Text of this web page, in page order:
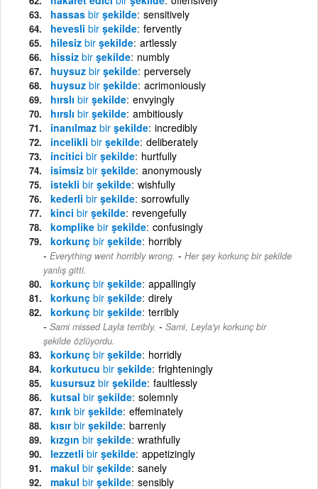
hassas bir şekilde sensitively
hevesli bir şekilde fervently
hilesiz bir şekilde artlessly
hissiz bir şekilde numbly
huysuz bir şekilde perversely
huysuz bir şekilde acrimoniously
hırslı bir şekilde envyingly
hırslı bir şekilde ambitiously
inanılmaz bir şekilde incredibly
incelikli bir şekilde deliberately
incitici bir şekilde hurtfully
isimsiz bir şekilde anonymously
istekli bir şekilde wishfully
kederli bir şekilde sorrowfully
kinci bir şekilde revengefully
komplike bir şekilde confusingly
korkunç bir şekilde horribly
Everything went horribly wrong. - Her şey korkunç bir şekilde
yanlış gitti.
korkunç bir şekilde appallingly
korkunç bir şekilde direly
korkunç bir şekilde terribly
Sami missed Layla terribly. - Sami, Leyla'yı korkunç bir
şekilde özlüyordu.
korkunç bir şekilde horridly
korkutucu bir şekilde frighteningly
kusursuz bir şekilde faultlessly
kutsal bir şekilde solemnly
kırık bir şekilde effeminately
kısırbir şekilde barrenly
kızgın bir şekilde wrathfully
lezzetli bir şekilde appetizingly
makul bir şekilde sanely
makul bir şekilde sensibly